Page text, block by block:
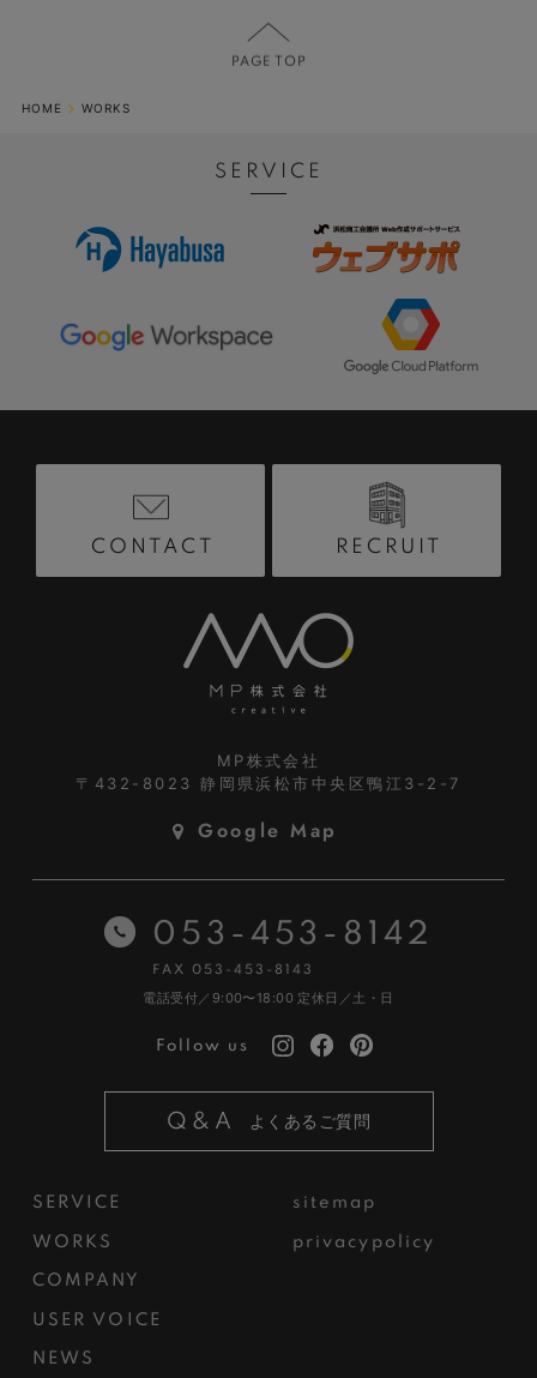
HOME WORKS
SERVICE
CONTACT RECRUIT
MP株式会社
〒432-8023静岡県浜松市中央区鴨江3-2-7
Google Map
SERVICE
WORKS
COMPANY
USER VOICE
NEWS
sitemap
privacypolicy
053-453-8142
FAX 053-453-8143
電話受付／9:00〜18:00 定休日／土・日
Follow us
Q&A よくあるご質問